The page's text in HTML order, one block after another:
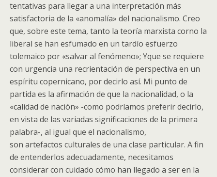
tentativas para llegar a una interpretación más
satisfactoria de la «anomalía» del nacionalismo. Creo
que, sobre este tema, tanto la teoría marxista corno la
liberal se han esfumado en un tardío esfuerzo
tolemaico por «salvar al fenómeno»; Yque se requiere
con urgencia una recrientación de perspectiva en un
espíritu copernicano, por decirlo así. Mi punto de
partida es la afirmación de que la nacionalidad, o la
«calidad de nación» -como podríamos preferir decirlo,
en vista de las variadas significaciones de la primera
palabra-, al igual que el nacionalismo,
son artefactos culturales de una clase particular. A fin
de entenderlos adecuadamente, necesitamos
considerar con cuidado cómo han llegado a ser en la